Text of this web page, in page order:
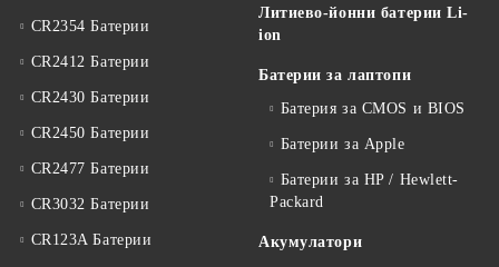
CR2354 Батерии
CR2412 Батерии
CR2430 Батерии
CR2450 Батерии
CR2477 Батерии
CR3032 Батерии
CR123A Батерии
Литиево-йонни батерии Li-
ion
Батерии за лаптопи
Батерия за CMOS и BIOS
Батерии за Apple
Батерии за HP / Hewlett-
Packard
Акумулатори